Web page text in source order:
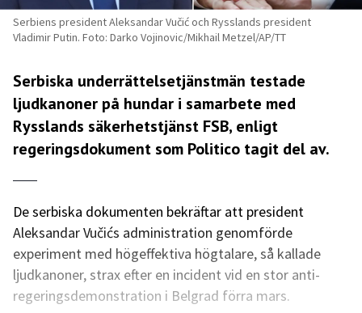
Serbiens president Aleksandar Vučić och Rysslands president
Vladimir Putin. Foto: Darko Vojinovic/Mikhail Metzel/AP/TT
Serbiska underrättelsetjänstmän testade
ljudkanoner på hundar i samarbete med
Rysslands säkerhetstjänst FSB, enligt
regeringsdokument som Politico tagit del av.
De serbiska dokumenten bekräftar att president
Aleksandar Vučićs administration genomförde
experiment med högeffektiva högtalare, så kallade
ljudkanoner, strax efter en incident vid en stor anti-
regeringsdemonstration i Belgrad förra mars.